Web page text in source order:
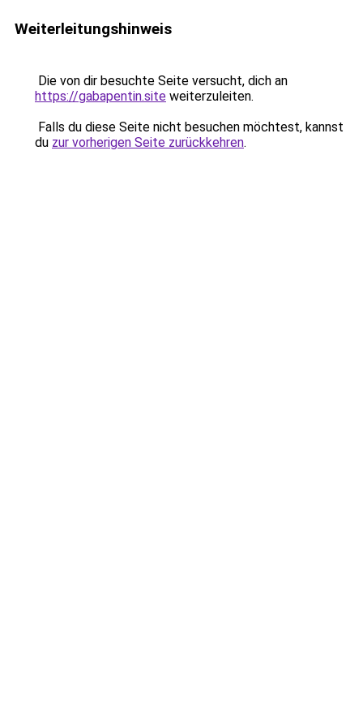
Weiterleitungshinweis
Die von dir besuchte Seite versucht, dich an
https://gabapentin.site weiterzuleiten.
Falls du diese Seite nicht besuchen möchtest, kannst
du zur vorherigen Seite zurückkehren.